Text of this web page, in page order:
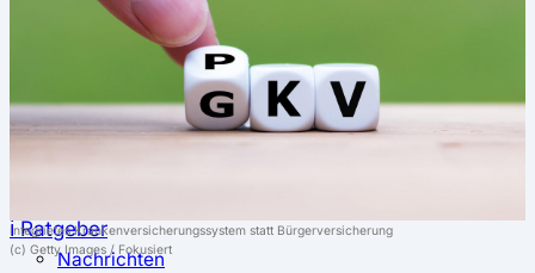
Krankenkassenvergleich
Krankenkassenrechner
Krankenkassenwechsel
ℹ Ratgeber
Nachrichten
Integrietes Krankenversicherungssystem statt Bürgerversicherung
(c) Getty Images / Fokusiert